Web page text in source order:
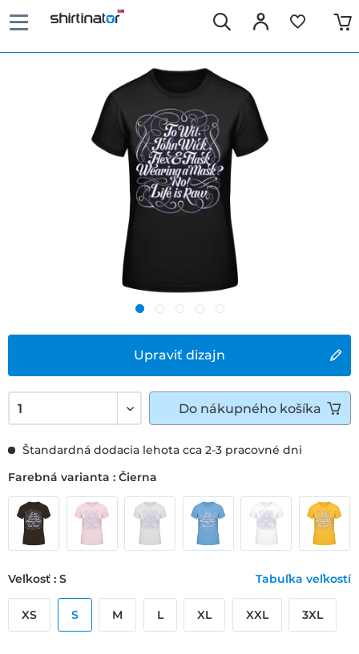
Upraviť dizajn
Štandardná dodacia lehota cca 2-3 pracovné dni
Farebná varianta : Čierna
Veľkosť : S Tabuľka veľkostí
XS S M L XL XXL 3XL
Do nákupného košíka